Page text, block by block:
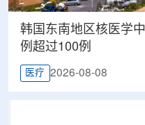
韩国东南地区核医学
例超过100例
医疗 2026-08-08